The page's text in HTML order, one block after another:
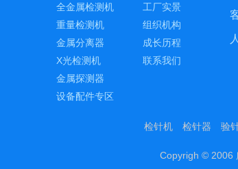
全金属检测机
重量检测机
金属分离器
X光检测机
金属探测器
设备配件专区
工厂实景
组织机构
成长历程
联系我们
检针机 检针器 验
Copyrigh © 2006